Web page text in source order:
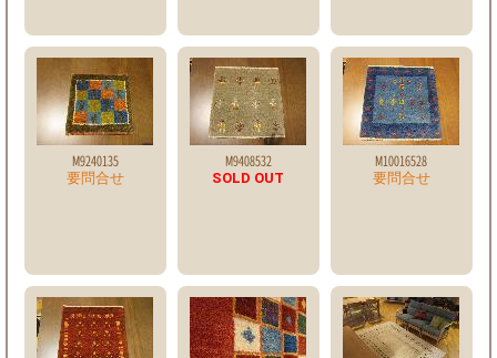
M9240135
要問合せ
M9408532
SOLD OUT
M10016528
要問合せ